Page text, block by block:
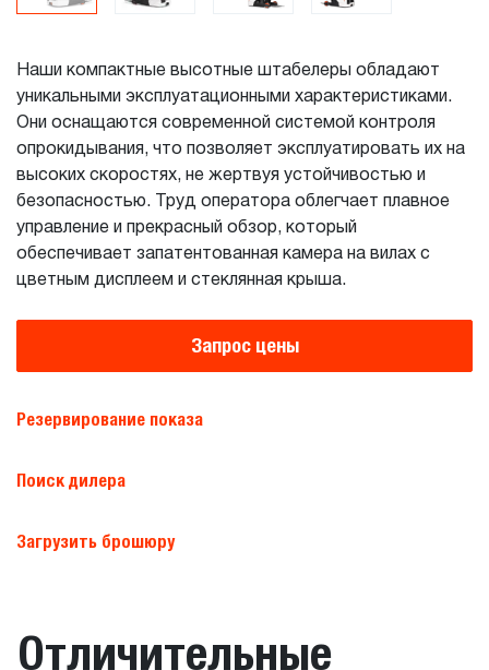
Наши компактные высотные штабелеры обладают
уникальными эксплуатационными характеристиками.
Они оснащаются современной системой контроля
опрокидывания, что позволяет эксплуатировать их на
высоких скоростях, не жертвуя устойчивостью и
безопасностью. Труд оператора облегчает плавное
управление и прекрасный обзор, который
обеспечивает запатентованная камера на вилах с
цветным дисплеем и стеклянная крыша.
Запрос цены
Резервирование показа
Поиск дилера
Загрузить брошюру
Отличительные